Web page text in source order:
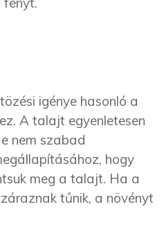
igénye hasonló a
A talajt egyenletesen
nem szabad
hogy
meg a talajt. Ha a
tűnik, a növényt